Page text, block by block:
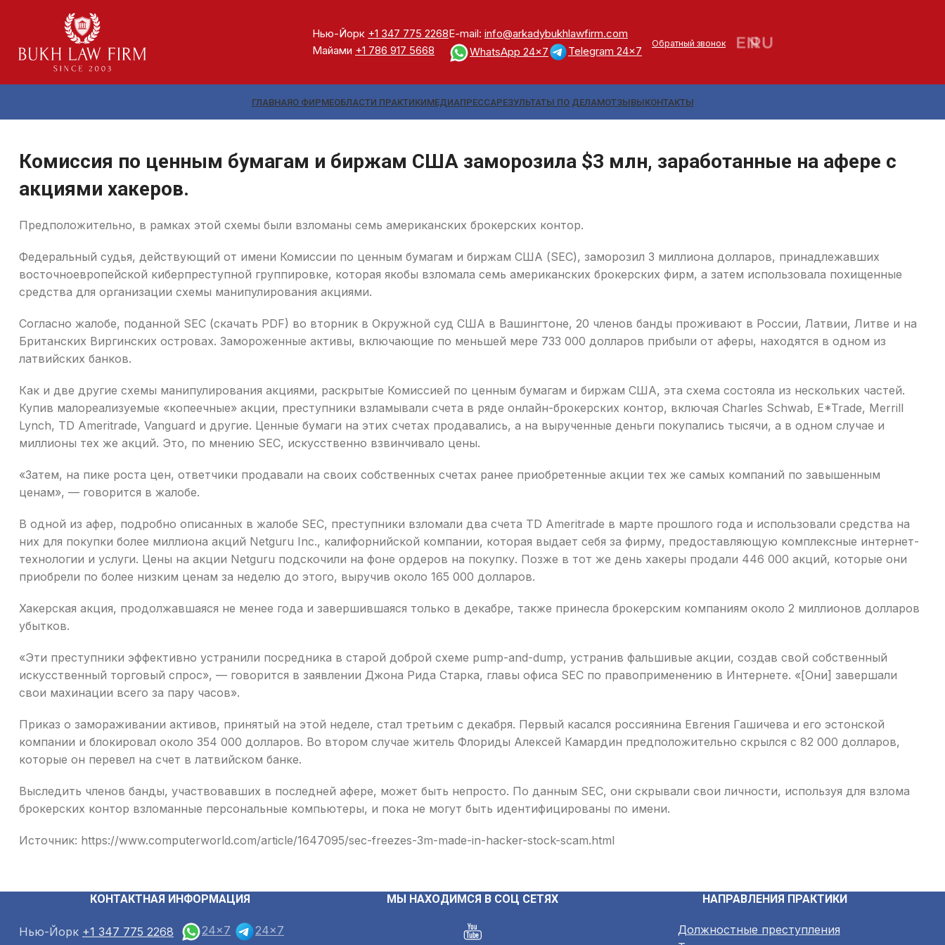
Нью-Йорк +1 347 775 2268
Майами +1 786 917 5668
E-mail: info@arkadybukhlawfirm.com
WhatsApp 24x7
Telegram 24x7
Обратный звонок
ГЛАВНАЯО ФИРМЕОБЛАСТИ ПРАКТИКИМЕДИАПРЕССАРЕЗУЛЬТАТЫ ПО ДЕЛАМОТЗЫВЫКОНТАКТЫ
Комиссия по ценным бумагам и биржам США заморозила $3 млн, заработанные на афере с
акциями хакеров.
Предположительно, в рамках этой схемы были взломаны семь американских брокерских контор.
Федеральный судья, действующий от имени Комиссии по ценным бумагам и биржам США (SEC), заморозил 3 миллиона долларов, принадлежавших
восточноевропейской киберпреступной группировке, которая якобы взломала семь американских брокерских фирм, а затем использовала похищенные
средства для организации схемы манипулирования акциями.
Согласно жалобе, поданной SEC (скачать PDF) во вторник в Окружной суд США в Вашингтоне, 20 членов банды проживают в России, Латвии, Литве и на
Британских Виргинских островах. Замороженные активы, включающие по меньшей мере 733 000 долларов прибыли от аферы, находятся в одном из
латвийских банков.
Как и две другие схемы манипулирования акциями, раскрытые Комиссией по ценным бумагам и биржам США, эта схема состояла из нескольких частей.
Купив малореализуемые «копеечные» акции, преступники взламывали счета в ряде онлайн-брокерских контор, включая Charles Schwab, E*Trade, Merrill
Lynch, TD Ameritrade, Vanguard и другие. Ценные бумаги на этих счетах продавались, а на вырученные деньги покупались тысячи, а в одном случае и
миллионы тех же акций. Это, по мнению SEC, искусственно взвинчивало цены.
«Затем, на пике роста цен, ответчики продавали на своих собственных счетах ранее приобретенные акции тех же самых компаний по завышенным
ценам», — говорится в жалобе.
В одной из афер, подробно описанных в жалобе SEC, преступники взломали два счета TD Ameritrade в марте прошлого года и использовали средства на
них для покупки более миллиона акций Netguru Inc., калифорнийской компании, которая выдает себя за фирму, предоставляющую комплексные интернет-
технологии и услуги. Цены на акции Netguru подскочили на фоне ордеров на покупку. Позже в тот же день хакеры продали 446 000 акций, которые они
приобрели по более низким ценам за неделю до этого, выручив около 165 000 долларов.
Хакерская акция, продолжавшаяся не менее года и завершившаяся только в декабре, также принесла брокерским компаниям около 2 миллионов долларов
убытков.
«Эти преступники эффективно устранили посредника в старой доброй схеме pump-and-dump, устранив фальшивые акции, создав свой собственный
искусственный торговый спрос», — говорится в заявлении Джона Рида Старка, главы офиса SEC по правоприменению в Интернете. «[Они] завершали
свои махинации всего за пару часов».
Приказ о замораживании активов, принятый на этой неделе, стал третьим с декабря. Первый касался россиянина Евгения Гашичева и его эстонской
компании и блокировал около 354 000 долларов. Во втором случае житель Флориды Алексей Камардин предположительно скрылся с 82 000 долларов,
которые он перевел на счет в латвийском банке.
Выследить членов банды, участвовавших в последней афере, может быть непросто. По данным SEC, они скрывали свои личности, используя для взлома
брокерских контор взломанные персональные компьютеры, и пока не могут быть идентифицированы по имени.
Источник: https://www.computerworld.com/article/1647095/sec-freezes-3m-made-in-hacker-stock-scam.html
КОНТАКТНАЯ ИНФОРМАЦИЯ
Нью-Йорк +1 347 775 2268 24x7
24x7
МЫ НАХОДИМСЯ В СОЦ СЕТЯХ НАПРАВЛЕНИЯ ПРАКТИКИ
Должностные преступления